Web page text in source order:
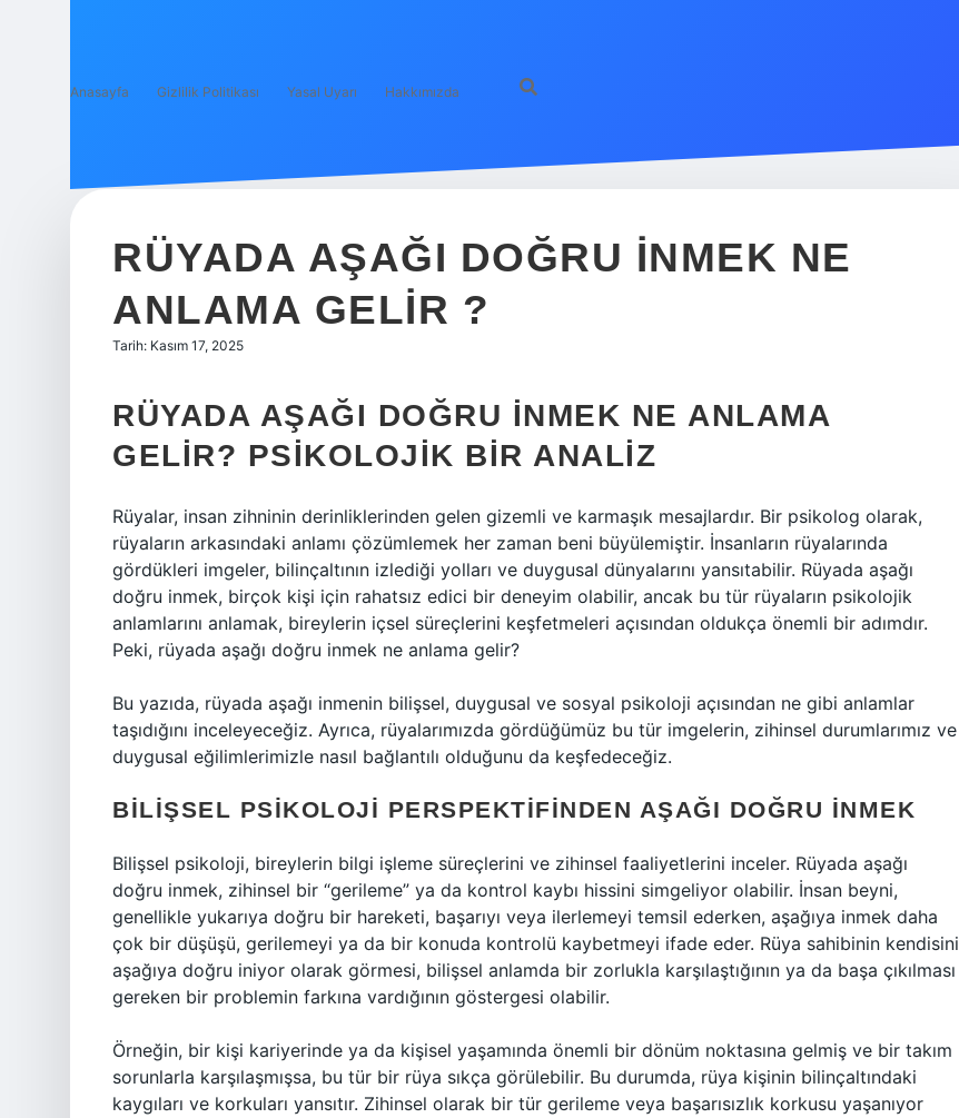
Anasayfa Gizlilik Politikası Yasal Uyarı Hakkımızda
RÜYADA AŞAĞI DOĞRU INMEK NE
ANLAMA GELIR ?
Tarih: Kasım 17, 2025
RÜYADA AŞAĞI DOĞRU İNMEK NE ANLAMA
GELIR? PSIKOLOJIK BIR ANALIZ
Rüyalar, insan zihninin derinliklerinden gelen gizemli ve karmaşık mesajlardır. Bir psikolog olarak,
rüyaların arkasındaki anlamı çözümlemek her zaman beni büyülemiştir. İnsanların rüyalarında
gördükleri imgeler, bilinçaltının izlediği yolları ve duygusal dünyalarını yansıtabilir. Rüyada aşağı
doğru inmek, birçok kişi için rahatsız edici bir deneyim olabilir, ancak bu tür rüyaların psikolojik
anlamlarını anlamak, bireylerin içsel süreçlerini keşfetmeleri açısından oldukça önemli bir adımdır.
Peki, rüyada aşağı doğru inmek ne anlama gelir?
Bu yazıda, rüyada aşağı inmenin bilişsel, duygusal ve sosyal psikoloji açısından ne gibi anlamlar
taşıdığını inceleyeceğiz. Ayrıca, rüyalarımızda gördüğümüz bu tür imgelerin, zihinsel durumlarımız ve
duygusal eğilimlerimizle nasıl bağlantılı olduğunu da keşfedeceğiz.
BILIŞSEL PSIKOLOJI PERSPEKTIFINDEN AŞAĞI DOĞRU İNMEK
Bilişsel psikoloji, bireylerin bilgi işleme süreçlerini ve zihinsel faaliyetlerini inceler. Rüyada aşağı
doğru inmek, zihinsel bir “gerileme” ya da kontrol kaybı hissini simgeliyor olabilir. İnsan beyni,
genellikle yukarıya doğru bir hareketi, başarıyı veya ilerlemeyi temsil ederken, aşağıya inmek daha
çok bir düşüşü, gerilemeyi ya da bir konuda kontrolü kaybetmeyi ifade eder. Rüya sahibinin kendisini
aşağıya doğru iniyor olarak görmesi, bilişsel anlamda bir zorlukla karşılaştığının ya da başa çıkılması
gereken bir problemin farkına vardığının göstergesi olabilir.
Örneğin, bir kişi kariyerinde ya da kişisel yaşamında önemli bir dönüm noktasına gelmiş ve bir takım
sorunlarla karşılaşmışsa, bu tür bir rüya sıkça görülebilir. Bu durumda, rüya kişinin bilinçaltındaki
kaygıları ve korkuları yansıtır. Zihinsel olarak bir tür gerileme veya başarısızlık korkusu yaşanıyor